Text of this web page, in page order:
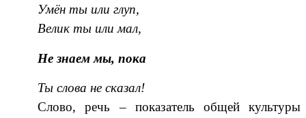
Умён ты или глуп,
Велик ты или мал,
Не знаем мы, пока
Ты слова не сказал!
Слово, речь – показатель общей культуры